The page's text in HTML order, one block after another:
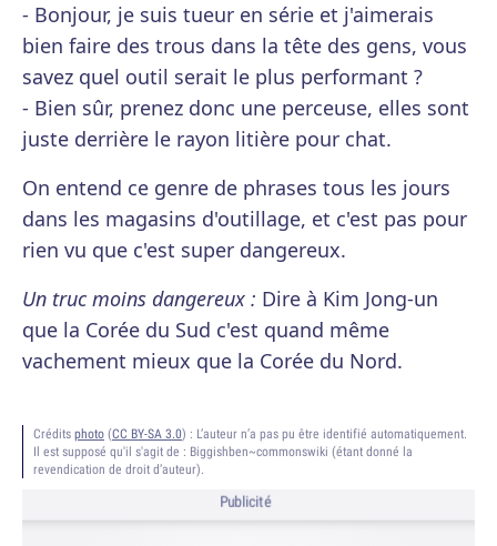
- Bonjour, je suis tueur en série et j'aimerais
bien faire des trous dans la tête des gens, vous
savez quel outil serait le plus performant ?
- Bien sûr, prenez donc une perceuse, elles sont
juste derrière le rayon litière pour chat.
On entend ce genre de phrases tous les jours
dans les magasins d'outillage, et c'est pas pour
rien vu que c'est super dangereux.
Un truc moins dangereux : Dire à Kim Jong-un
que la Corée du Sud c'est quand même
vachement mieux que la Corée du Nord.
Crédits photo (CC BY-SA 3.0) : L’auteur n’a pas pu être identifié automatiquement.
Il est supposé qu'il s'agit de : Biggishben~commonswiki (étant donné la
revendication de droit d’auteur).
Publicité